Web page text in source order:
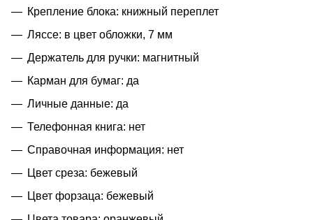
Крепление блока: книжный переплет
Ляссе: в цвет обложки, 7 мм
Держатель для ручки: магнитный
Карман для бумаг: да
Личные данные: да
Телефонная книга: нет
Справочная информация: нет
Цвет среза: бежевый
Цвет форзаца: бежевый